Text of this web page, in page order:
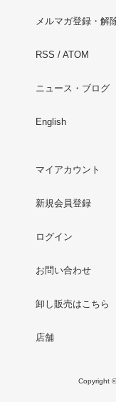
メルマガ登録・解
RSS / ATOM
ニュース・ブログ
English
マイアカウント
新規会員登録
ログイン
お問い合わせ
卸し販売はこちら
店舗
Copyright